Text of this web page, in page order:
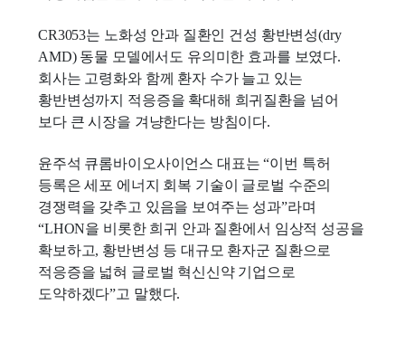
CR3053는 노화성 안과 질환인 건성 황반변성(dry
AMD) 동물 모델에서도 유의미한 효과를 보였다.
회사는 고령화와 함께 환자 수가 늘고 있는
황반변성까지 적응증을 확대해 희귀질환을 넘어
보다 큰 시장을 겨냥한다는 방침이다.
윤주석 큐롬바이오사이언스 대표는 “이번 특허
등록은 세포 에너지 회복 기술이 글로벌 수준의
경쟁력을 갖추고 있음을 보여주는 성과”라며
“LHON을 비롯한 희귀 안과 질환에서 임상적 성공을
확보하고, 황반변성 등 대규모 환자군 질환으로
적응증을 넓혀 글로벌 혁신신약 기업으로
도약하겠다”고 말했다.